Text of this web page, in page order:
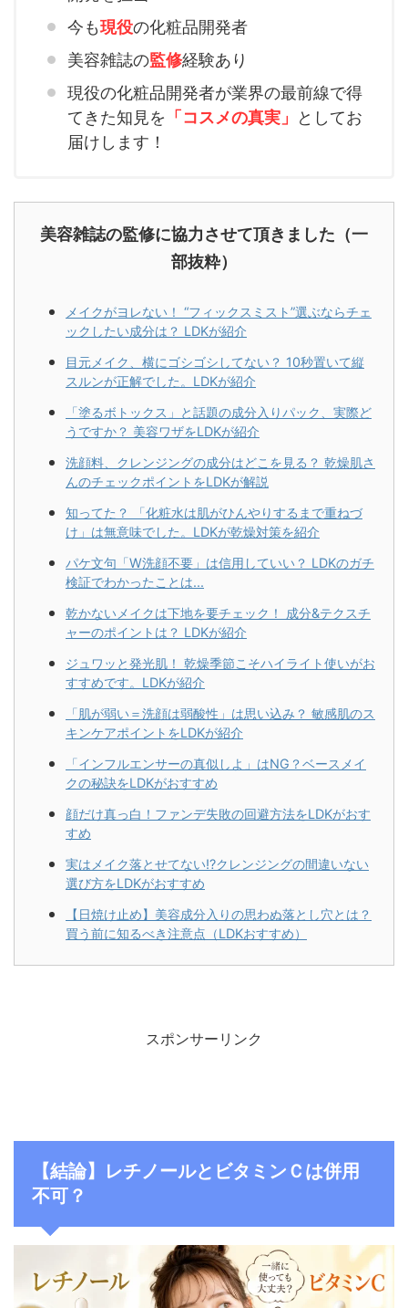
今も現役の化粧品開発者
美容雑誌の監修経験あり
現役の化粧品開発者が業界の最前線で得
てきた知見を 「コスメの真実」
としてお
届けします！
美容雑誌の監修に協力させて頂きました（一
部抜粋）
メイクがヨレない！ “フィックスミスト”選ぶならチェ
ックしたい成分は？ LDKが紹介
目元メイク、横にゴシゴシしてない？ 10秒置いて縦
スルンが正解でした。LDKが紹介
「塗るボトックス」と話題の成分入りパック、実際ど
うですか？ 美容ワザをLDKが紹介
洗顔料、クレンジングの成分はどこを見る？ 乾燥肌さ
んのチェックポイントをLDKが解説
知ってた？ 「化粧水は肌がひんやりするまで重ねづ
け」は無意味でした。LDKが乾燥対策を紹介
パケ文句「W洗顔不要」は信用していい？ LDKのガチ
検証でわかったことは...
乾かないメイクは下地を要チェック！ 成分&テクスチ
ャーのポイントは？ LDKが紹介
ジュワッと発光肌！ 乾燥季節こそハイライト使いがお
すすめです。LDKが紹介
「肌が弱い＝洗顔は弱酸性」は思い込み？ 敏感肌のス
キンケアポイントをLDKが紹介
「インフルエンサーの真似しよ」はNG？ベースメイ
クの秘訣をLDKがおすすめ
顔だけ真っ白！ファンデ失敗の回避方法をLDKがおす
すめ
実はメイク落とせてない!?クレンジングの間違いない
選び方をLDKがおすすめ
【日焼け止め】美容成分入りの思わぬ落とし穴とは？
買う前に知るべき注意点（LDKおすすめ）
スポンサーリンク
【結論】レチノールとビタミンＣは併用
不可？